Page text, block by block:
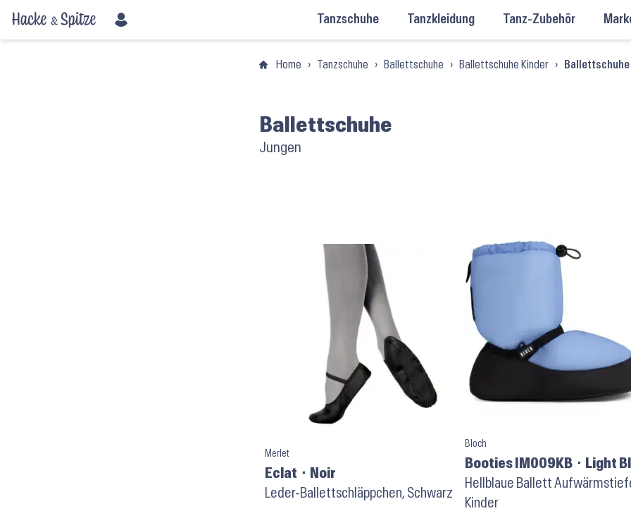
Tanzschuhe Tanzkleidung Tanz-Zubehör
Home › Tanzschuhe › Ballettschuhe › Ballettschuhe Kinder ›
Ballettschuhe
Jungen
Merlet
Eclat ⬝ Noir
Leder-Ballettschläppchen, Schwarz
Bloch
Booties IM009KB ⬝ Light
Hellblaue Ballett
Kinder